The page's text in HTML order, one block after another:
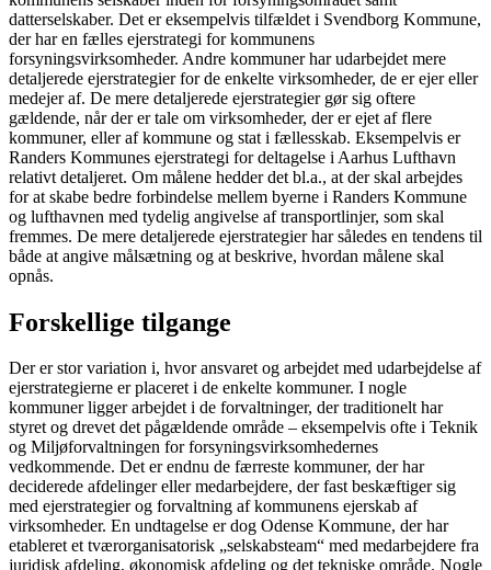
datterselskaber. Det er eksempelvis tilfældet i Svendborg Kommune,
der har en fælles ejerstrategi for kommunens
forsyningsvirksomheder. Andre kommuner har udarbejdet mere
detaljerede ejerstrategier for de enkelte virksomheder, de er ejer eller
medejer af. De mere detaljerede ejerstrategier gør sig oftere
gældende, når der er tale om virksomheder, der er ejet af flere
kommuner, eller af kommune og stat i fællesskab. Eksempelvis er
Randers Kommunes ejerstrategi for deltagelse i Aarhus Lufthavn
relativt detaljeret. Om målene hedder det bl.a., at der skal arbejdes
for at skabe bedre forbindelse mellem byerne i Randers Kommune
og lufthavnen med tydelig angivelse af transportlinjer, som skal
fremmes. De mere detaljerede ejerstrategier har således en tendens til
både at angive målsætning og at beskrive, hvordan målene skal
opnås.
Forskellige tilgange
Der er stor variation i, hvor ansvaret og arbejdet med udarbejdelse af
ejerstrategierne er placeret i de enkelte kommuner. I nogle
kommuner ligger arbejdet i de forvaltninger, der traditionelt har
styret og drevet det pågældende område – eksempelvis ofte i Teknik
og Miljøforvaltningen for forsyningsvirksomhedernes
vedkommende. Det er endnu de færreste kommuner, der har
deciderede afdelinger eller medarbejdere, der fast beskæftiger sig
med ejerstrategier og forvaltning af kommunens ejerskab af
virksomheder. En undtagelse er dog Odense Kommune, der har
etableret et tværorganisatorisk „selskabsteam“ med medarbejdere fra
juridisk afdeling, økonomisk afdeling og det tekniske område. Nogle